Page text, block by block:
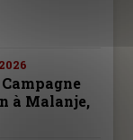
à Malanje,